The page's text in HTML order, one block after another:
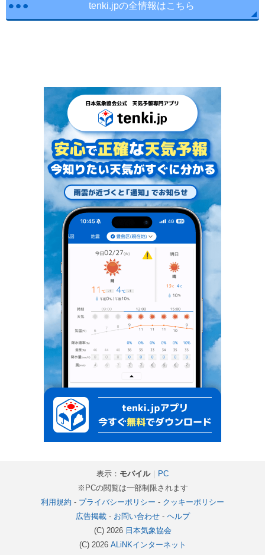
tenki.jpの全情報はこちら
表示： モバイル｜
PC
※PCの閲覧は一部制限されます
利用規約 - プライバシーポリシー - クッキーポリシー
広告掲載- お問い合わせ- ヘルプ
(C) 2026 日本気象協会
(C) 2026 ALiNKインターネット